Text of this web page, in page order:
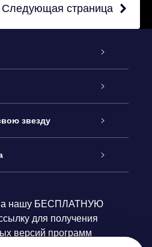
Следующая страница
Star Gift
OSR
OSR
звезду
страница Star Page
нашу БЕСПЛАТНУЮ
для получения
версий программ